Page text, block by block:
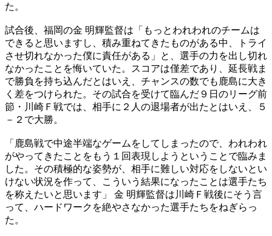
た。
試合後、福岡の金 明輝監督は「もっとわれわれのチームは
できると思いますし、積み重ねてきたものがある中、トライ
させ切れなかった僕に責任がある」と、選手の力を出し切れ
なかったことを悔いていた。スコアは僅差であり、延長戦ま
で勝負を持ち込んだとはいえ、チャンスの数でも鹿島に大き
く差をつけられた。その試合を受けて臨んだ９日のリーグ前
節・川崎Ｆ戦では、相手に２人の退場者が出たとはいえ、５
－２で大勝。
「鹿島戦で中途半端なゲームをしてしまったので、われわれ
がやってきたことをもう１回表現しようということで臨みま
した。その積極的な姿勢が、相手に難しい対応をしないとい
けない状況を作って、こういう結果になったことは選手たち
を称えたいと思います」 金 明輝監督は川崎Ｆ戦後にそう言
って、ハードワークを絶やさなかった選手たちをねぎらっ
た。